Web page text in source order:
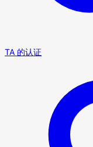
TA 的认证